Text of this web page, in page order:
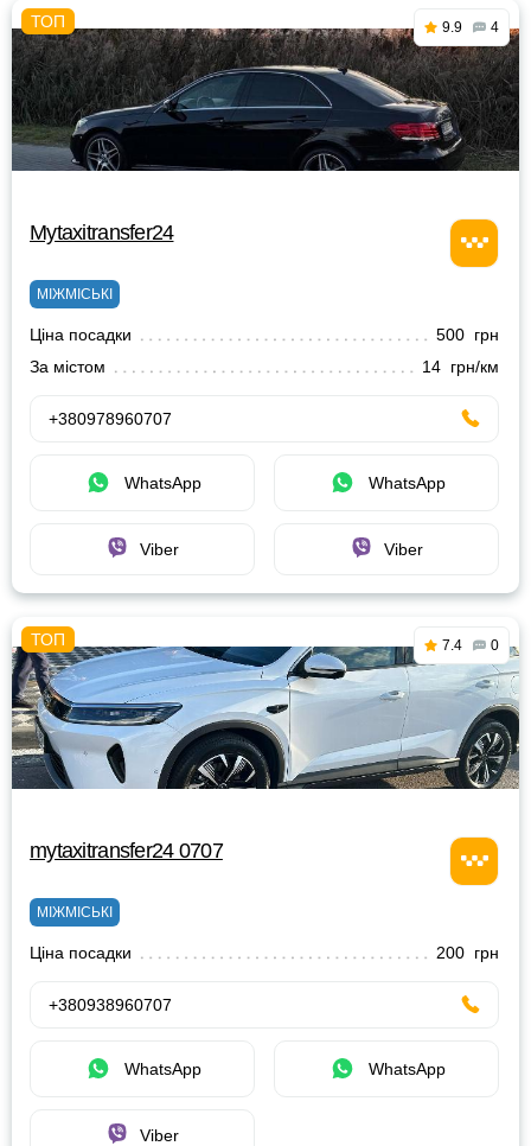
9.9 4
Mytaxitransfer24
МІЖМІСЬКІ
Ціна посадки
500 грн
За містом
14 грн/км
+380978960707
WhatsApp WhatsApp
Viber Viber
7.4 0
mytaxitransfer24 0707
МІЖМІСЬКІ
Ціна посадки 200 грн
+380938960707
WhatsApp WhatsApp
Viber